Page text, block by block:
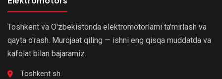
Toshkent va O'zbekistonda elektromotorlarni ta'mirlash va
qayta o'rash. Murojaat qiling — ishni eng qisqa muddatda va
kafolat bilan bajaramiz.
Toshkent sh.